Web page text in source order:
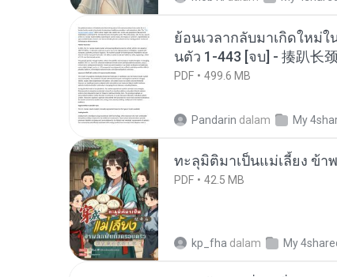
ย้อนเวลากลับมาเกิดใหม่
นตัว 1-443 [จบ] - 揍趴长
PDF 499.6 MB
Pandarin dalam My
ทะลุมิติมาเป็นแม่เลี้ยง ข้
PDF 42.5 MB
kp_fha dalam My